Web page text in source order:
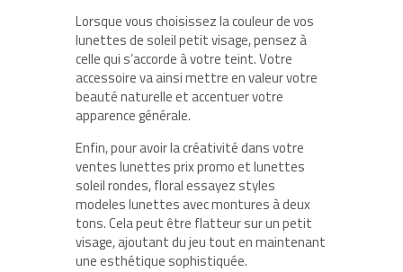
Lorsque vous choisissez la couleur de vos
lunettes de soleil petit visage, pensez à
celle qui s’accorde à votre teint. Votre
accessoire va ainsi mettre en valeur votre
beauté naturelle et accentuer votre
apparence générale.
Enfin, pour avoir la créativité dans votre
ventes lunettes prix promo et lunettes
soleil rondes, floral essayez styles
modeles lunettes avec montures à deux
tons. Cela peut être flatteur sur un petit
visage, ajoutant du jeu tout en maintenant
une esthétique sophistiquée.